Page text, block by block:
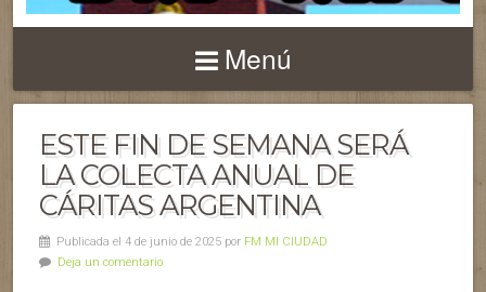
Menú
ESTE FIN DE SEMANA SERÁ
LA COLECTA ANUAL DE
CÁRITAS ARGENTINA
Publicada el 4 de junio de 2025 por FM MI CIUDAD
Deja un comentario